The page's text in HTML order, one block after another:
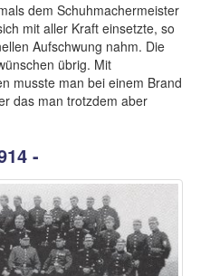
dem Schuhmachermeister
mit aller Kraft einsetzte, so
Aufschwung nahm. Die
übrig. Mit
musste man bei einem Brand
das man trotzdem aber
-